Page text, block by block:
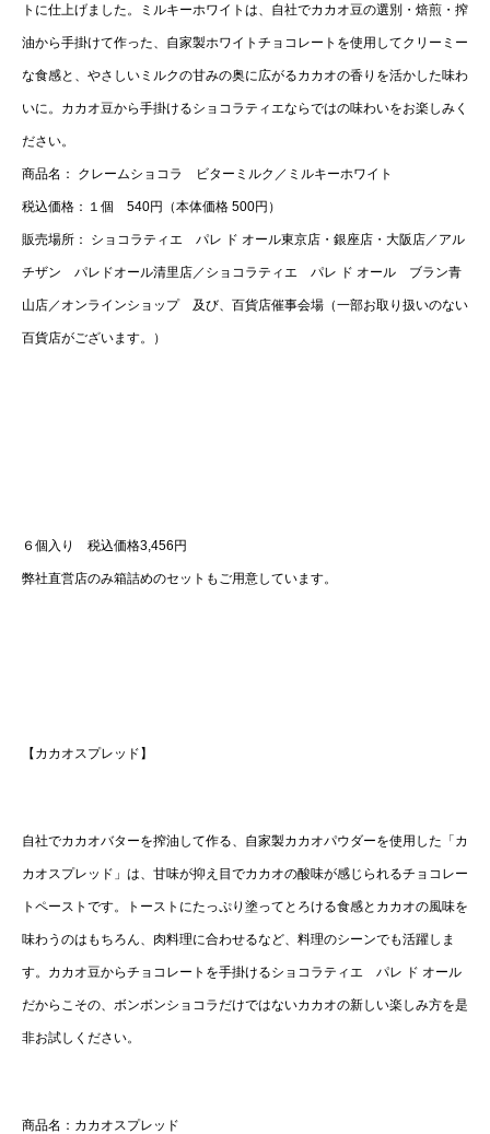
トに仕上げました。ミルキーホワイトは、自社でカカオ豆の選別・焙煎・搾
油から手掛けて作った、自家製ホワイトチョコレートを使用してクリーミー
な食感と、やさしいミルクの甘みの奥に広がるカカオの香りを活かした味わ
いに。カカオ豆から手掛けるショコラティエならではの味わいをお楽しみく
ださい。
商品名： クレームショコラ ビターミルク／ミルキーホワイト
税込価格：１個 540円（本体価格 500円）
販売場所： ショコラティエ パレ ド オール東京店・銀座店・大阪店／アル
チザン パレドオール清里店／ショコラティエ パレ ド オール ブラン青
山店／オンラインショップ 及び、百貨店催事会場（一部お取り扱いのない
百貨店がございます。）
６個入り 税込価格3,456円
弊社直営店のみ箱詰めのセットもご用意しています。
【カカオスプレッド】
自社でカカオバターを搾油して作る、自家製カカオパウダーを使用した「カ
カオスプレッド」は、甘味が抑え目でカカオの酸味が感じられるチョコレー
トペーストです。トーストにたっぷり塗ってとろける食感とカカオの風味を
味わうのはもちろん、肉料理に合わせるなど、料理のシーンでも活躍しま
す。カカオ豆からチョコレートを手掛けるショコラティエ パレ ド オール
だからこその、ボンボンショコラだけではないカカオの新しい楽しみ方を是
非お試しください。
商品名：カカオスプレッド